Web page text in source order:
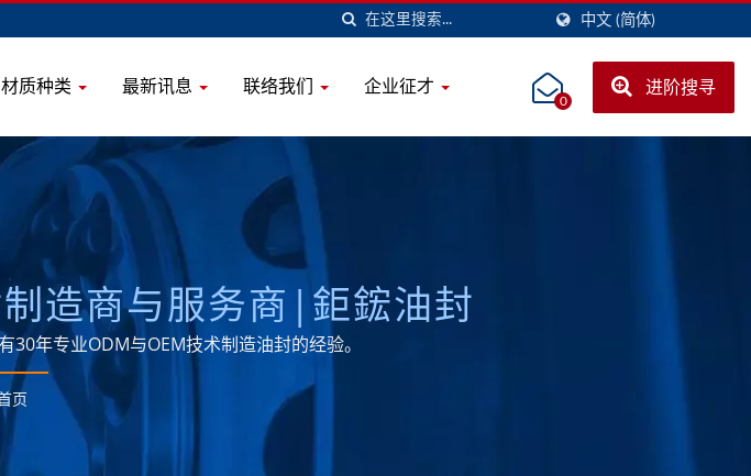
中文 (简体)
材质种类 最新讯息 联络我们 企业征才
0
进阶搜寻
油封制造商与服务商|鉅鋐油封
年专业ODM与OEM技术制造油封的经验。
首页